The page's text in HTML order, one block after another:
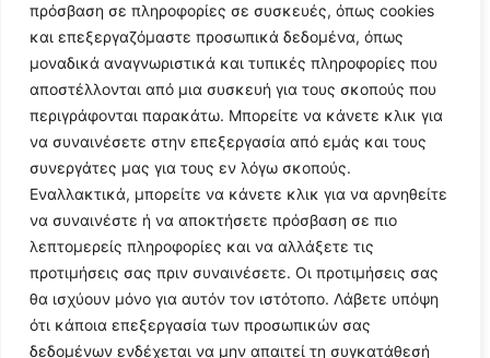
πρόσβαση σε πληροφορίες σε συσκευές, όπως cookies
και επεξεργαζόμαστε προσωπικά δεδομένα, όπως
μοναδικά αναγνωριστικά και τυπικές πληροφορίες που
αποστέλλονται από μια συσκευή για τους σκοπούς που
περιγράφονται παρακάτω. Μπορείτε να κάνετε κλικ για
να συναινέσετε στην επεξεργασία από εμάς και τους
συνεργάτες μας για τους εν λόγω σκοπούς.
Εναλλακτικά, μπορείτε να κάνετε κλικ για να αρνηθείτε
να συναινέστε ή να αποκτήσετε πρόσβαση σε πιο
λεπτομερείς πληροφορίες και να αλλάξετε τις
προτιμήσεις σας πριν συναινέσετε. Οι προτιμήσεις σας
θα ισχύουν μόνο για αυτόν τον ιστότοπο. Λάβετε υπόψη
ότι κάποια επεξεργασία των προσωπικών σας
δεδομένων ενδέχεται να μην απαιτεί τη συγκατάθεσή
Follow Us
© 2024 All Rights Reserved